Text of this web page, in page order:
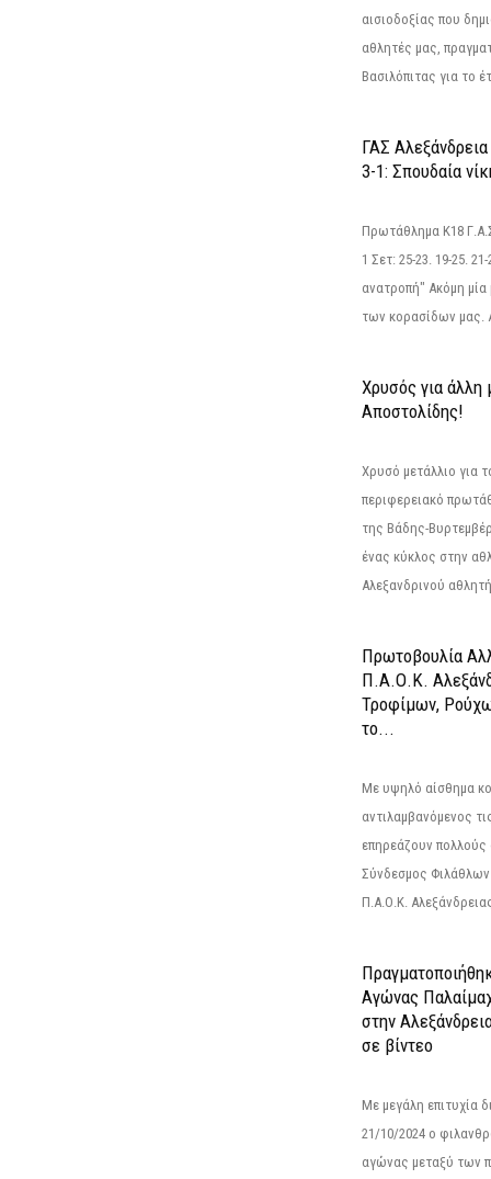
αισιοδοξίας που
αθλητές μας,
Βασιλόπιτας για το
ΓΑΣ
3-1: Σπουδαία
Πρωτάθλημα Κ18
1 Σετ: 25-23. 19-25.
ανατροπή" Ακόμη μία
των κορασίδων μας.
Χρυσός για άλλη
Αποστολίδης!
Χρυσό μετάλλιο για
περιφερειακό
της Βάδης-
ένας κύκλος στην
Αλεξανδρινού
Πρωτοβουλία
Π.Α.Ο.Κ.
Τροφίμων,
το...
Με υψηλό αίσθημα
αντιλαμβανόμενος
επηρεάζουν πολλούς
Σύνδεσμος
Π.Α.Ο.Κ.
Αγώνας
στην
σε βίντεο
Με μεγάλη επιτυχία
21/10/2024 ο
αγώνας μεταξύ των